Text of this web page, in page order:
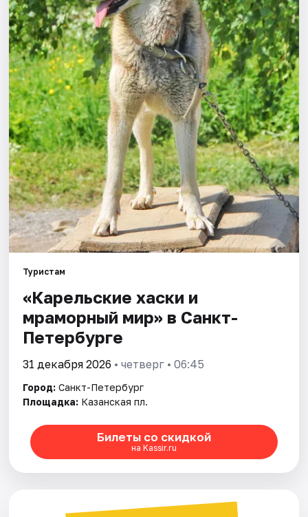
Города
Площадки
Артисты
Рейтинги
Туристам
«Карельские хаски и
мраморный мир» в Санкт-
Петербурге
31 декабря 2026 • четверг • 06:45
Город: Санкт-Петербург
Площадка: Казанская пл.
Билеты со скидкой
на Kassir.ru